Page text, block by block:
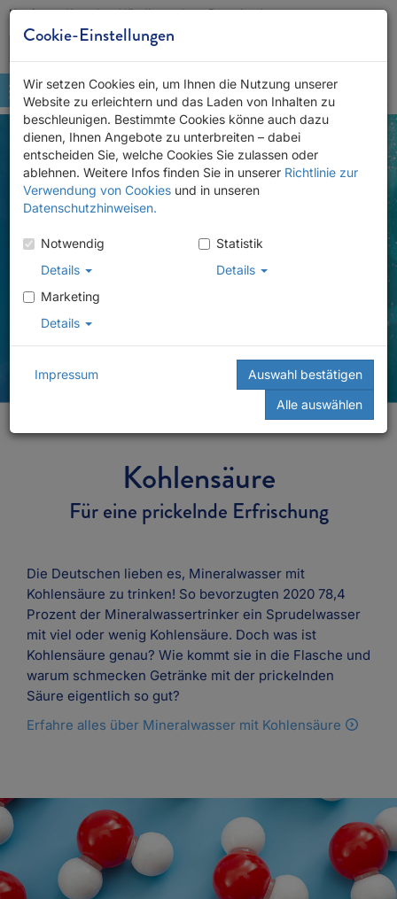
Karriere Kontakt Händlersuche Downloads
Kohlensäure
Für eine prickelnde Erfrischung
Die Deutschen lieben es, Mineralwasser mit
Kohlensäure zu trinken! So bevorzugten 2020 78,4
Prozent der Mineralwassertrinker ein Sprudelwasser
mit viel oder wenig Kohlensäure. Doch was ist
Kohlensäure genau? Wie kommt sie in die Flasche und
warum schmecken Getränke mit der prickelnden
Säure eigentlich so gut?
Erfahre alles über Mineralwasser mit Kohlensäure
Cookie-Einstellungen
Wir setzen Cookies ein, um Ihnen die Nutzung unserer
Website zu erleichtern und das Laden von Inhalten zu
beschleunigen. Bestimmte Cookies könne auch dazu
dienen, Ihnen Angebote zu unterbreiten – dabei
entscheiden Sie, welche Cookies Sie zulassen oder
ablehnen. Weitere Infos finden Sie in unserer Richtlinie zur
Verwendung von Cookies und in unseren
Datenschutzhinweisen.
Notwendig
Details
Statistik
Details
Marketing
Details
Impressum
Auswahl bestätigen
Alle auswählen